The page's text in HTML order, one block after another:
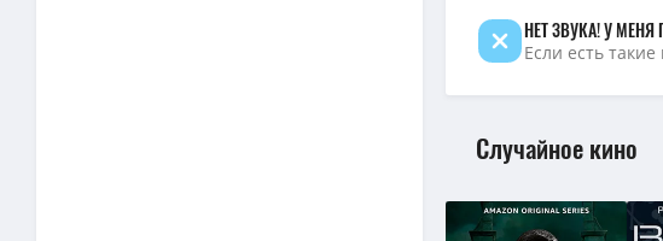
НЕТ ЗВУКА! У
Если есть
Случайное кино